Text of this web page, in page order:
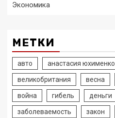
Экономика
МЕТКИ
авто анастасия юхименко
великобритания весна
война гибель деньги
заболеваемость закон